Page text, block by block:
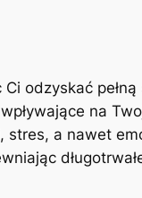
odzyskać
na
a nawet